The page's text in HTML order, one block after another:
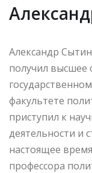
Александр
получил высшее
факультете
приступил к
деятельности и
настоящее
профессора